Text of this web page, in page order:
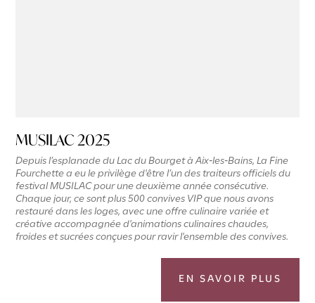
MUSILAC 2025
Depuis l’esplanade du Lac du Bourget à Aix‑les‑Bains, La Fine
Fourchette a eu le privilège d'être l’un des traiteurs officiels du
festival MUSILAC pour une deuxième année consécutive.
Chaque jour, ce sont plus 500 convives VIP que nous avons
restauré dans les loges, avec une offre culinaire variée et
créative accompagnée d'animations culinaires chaudes,
froides et sucrées conçues pour ravir l'ensemble des convives.
EN SAVOIR PLUS